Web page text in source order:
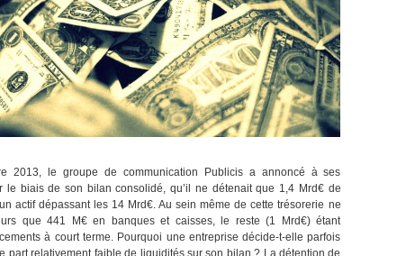
2013, le groupe de communication Publicis a annoncé à ses
le biais de son bilan consolidé, qu’il ne détenait que 1,4 Mrd€ de
actif dépassant les 14 Mrd€. Au sein même de cette trésorerie ne
que 441 M€ en banques et caisses, le reste (1 Mrd€) étant
à court terme. Pourquoi une entreprise décide-t-elle parfois
part relativement faible de liquidités sur son bilan ? La détention de